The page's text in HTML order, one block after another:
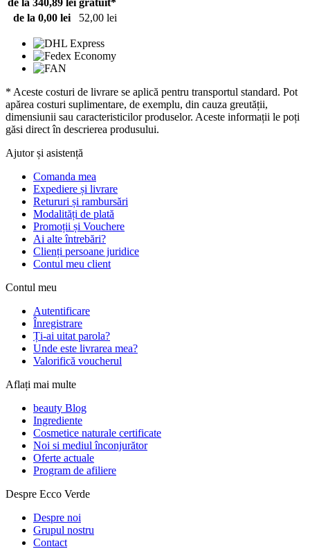
de la 340,89 lei gratuit*
de la 0,00 lei
52,00 lei
* Aceste costuri de livrare se aplică pentru transportul standard. Pot
apărea costuri suplimentare, de exemplu, din cauza greutății,
dimensiunii sau caracteristicilor produselor. Aceste informații le poți
găsi direct în descrierea produsului.
Ajutor și asistență
Comanda mea
Expediere și livrare
Retururi și rambursări
Modalități de plată
Promoții și Vouchere
Ai alte întrebări?
Clienți persoane juridice
Contul meu client
Contul meu
Autentificare
Înregistrare
Ți-ai uitat parola?
Unde este livrarea mea?
Valorifică voucherul
Aflați mai multe
beauty Blog
Ingrediente
Cosmetice naturale certificate
Noi si mediul înconjurător
Oferte actuale
Program de afiliere
Despre Ecco Verde
Despre noi
Grupul nostru
Contact